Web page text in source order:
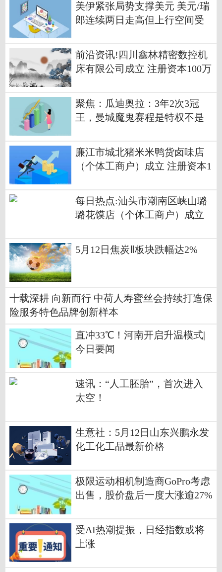
美伊紧张局势支撑美元 美元/瑞
郎连续两日走高但上行空间受
前沿资讯!四川鑫林精密数控机
床有限公司成立 注册资本100万
聚焦：瓜迪奥拉：3年2次3冠
王，曼城魔鬼赛程是特权不是
廉江市城北猪米米鸭货卤味店
（个体工商户）成立 注册资本1
每日热点:汕头市潮南区峡山璐
璐花馍店（个体工商户）成立
5月12日焦炭Ⅱ板块跌幅达2%
十载深耕 向新而行 中荷人寿蜜丝会持续打造保
险服务特色品牌创新样本
直冲33℃！河南开启升温模式|
今日要闻
速讯：“人工胚胎”，首次进入
太空！
生意社：5月12日山东兴鹏永发
化工化工品最新价格
极限运动相机制造商GoPro考虑
出售，股价盘后一度大涨逾27%
受AI热潮提振，日经指数或将
上涨